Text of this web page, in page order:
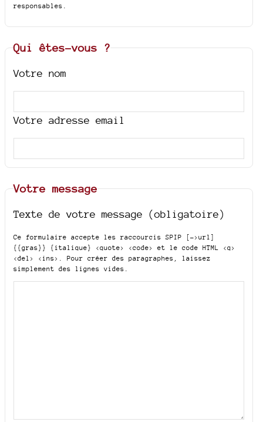
responsables.
Qui êtes-vous ?
Votre nom
Votre adresse email
Votre message
Texte de votre message (obligatoire)
Ce formulaire accepte les raccourcis SPIP
[->url]
{{gras}} {italique} <quote> <code>
et le code HTML <q>
<del> <ins>
. Pour créer des paragraphes, laissez
simplement des lignes vides.